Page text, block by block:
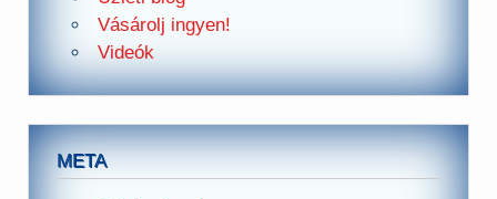
Vásárolj ingyen!
Videók
META